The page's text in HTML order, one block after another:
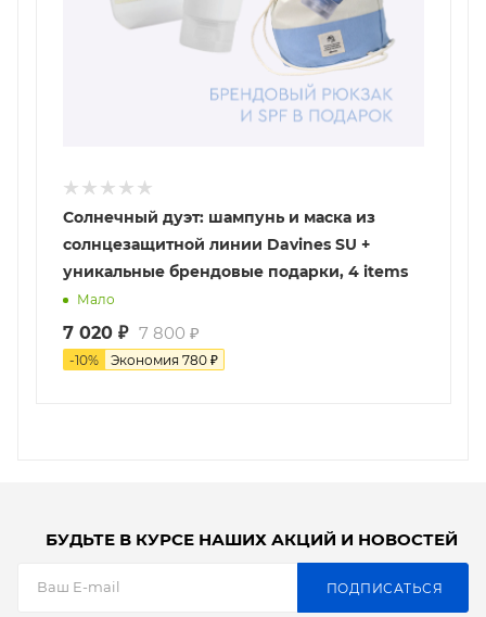
Солнечный дуэт: шампунь и маска из
солнцезащитной линии Davines SU +
уникальные брендовые подарки, 4 items
Мало
7 020 ₽ 7 800 ₽
-10% Экономия 780 ₽
БУДЬТЕ В КУРСЕ НАШИХ АКЦИЙ И НОВОСТЕЙ
ПОДПИСАТЬСЯ